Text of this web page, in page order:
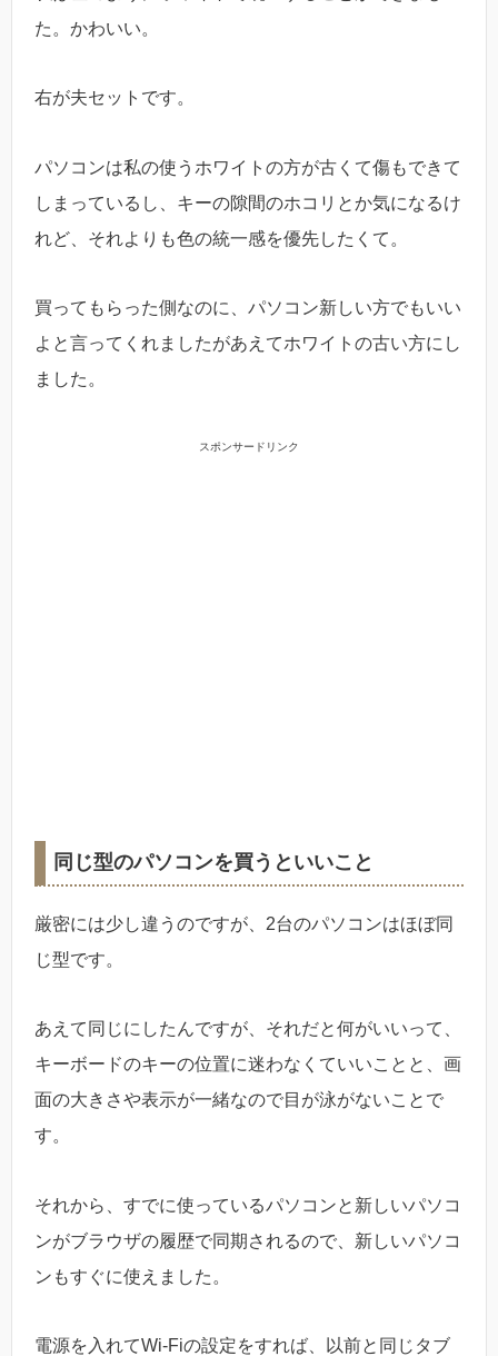
た。かわいい。
右が夫セットです。
パソコンは私の使うホワイトの方が古くて傷もできて
しまっているし、キーの隙間のホコリとか気になるけ
れど、それよりも色の統一感を優先したくて。
買ってもらった側なのに、パソコン新しい方でもいい
よと言ってくれましたがあえてホワイトの古い方にし
ました。
スポンサードリンク
同じ型のパソコンを買うといいこと
厳密には少し違うのですが、2台のパソコンはほぼ同
じ型です。
あえて同じにしたんですが、それだと何がいいって、
キーボードのキーの位置に迷わなくていいことと、画
面の大きさや表示が一緒なので目が泳がないことで
す。
それから、すでに使っているパソコンと新しいパソコ
ンがブラウザの履歴で同期されるので、新しいパソコ
ンもすぐに使えました。
電源を入れてWi-Fiの設定をすれば、以前と同じタブ